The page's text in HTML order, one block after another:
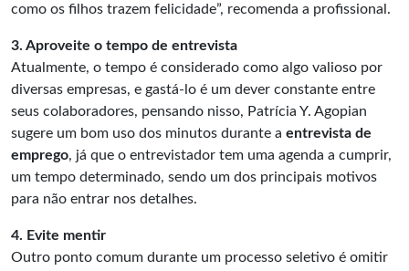
como os filhos trazem felicidade”, recomenda a profissional.
3. Aproveite o tempo de entrevista
Atualmente, o tempo é considerado como algo valioso por
diversas empresas, e gastá-lo é um dever constante entre
seus colaboradores, pensando nisso, Patrícia Y. Agopian
sugere um bom uso dos minutos durante a entrevista de
emprego, já que o entrevistador tem uma agenda a cumprir,
um tempo determinado, sendo um dos principais motivos
para não entrar nos detalhes.
4. Evite mentir
Outro ponto comum durante um processo seletivo é omitir